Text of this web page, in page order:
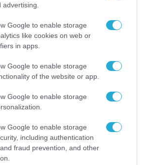
Google to enable storage
like cookies on web or
in apps.
Google to enable storage
of the website or app.
Google to enable storage
Google to enable storage
including authentication
fraud prevention, and other
«τέλειωσε» τον
από τον ΣΚΑΪ – Ο λόγος της
του